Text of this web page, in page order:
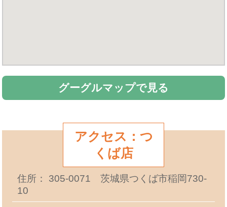
グーグルマップで見る
アクセス：つ
くば店
住所： 305-0071 茨城県つくば市稲岡730-
10